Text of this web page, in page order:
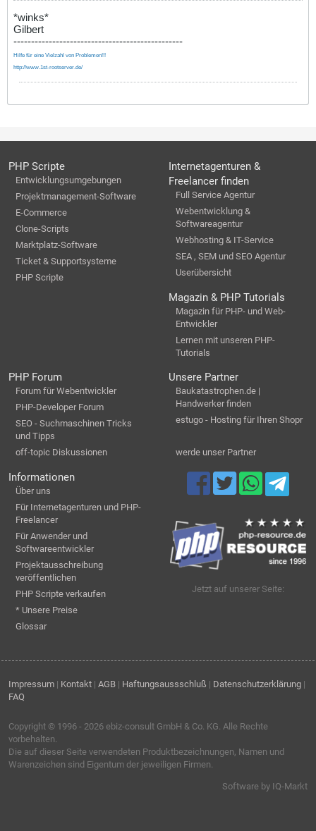
*winks*
Gilbert
------------------------------------------------
Hilfe für eine Vielzahl von Problemen!!!
http://www.1st-rootserver.de/
PHP Scripte
Entwicklungsumgebungen
Projektmanagement-Software
E-Commerce
Clone-Scripts
Marktplatz-Software
Ticket & Supportsysteme
PHP Scripte
Internetagenturen &
Freelancer finden
Full Service Agentur
Webentwicklung &
Softwareagentur
Webhosting & IT-Service
SEA , SEM und SEO Agentur
Userübersicht
Magazin & PHP Tutorials
Magazin für PHP- und Web-
Entwickler
Lernen mit unseren PHP-
Tutorials
PHP Forum
Forum für Webentwickler
PHP-Developer Forum
SEO - Suchmaschinen Tricks
und Tipps
off-topic Diskussionen
Unsere Partner
Baukatastrophen.de |
Handwerker finden
estugo - Hosting für Ihren Shopr
werde unser Partner
Informationen
Über uns
Für Internetagenturen und PHP-
Freelancer
Für Anwender und
Softwareentwickler
Projektausschreibung
veröffentlichen
PHP Scripte verkaufen
* Unsere Preise
Glossar
Jetzt auf unserer Seite:
Impressum | Kontakt | AGB | Haftungsaussschluß | Datenschutzerklärung |
FAQ
Copyright © 1996 - 2026 ebiz-consult GmbH & Co. KG. Alle Rechte
vorbehalten.
Die auf dieser Seite verwendeten Produktbezeichnungen, Namen und
Warenzeichen sind Eigentum der jeweiligen Firmen.
Software by IQ-Markt